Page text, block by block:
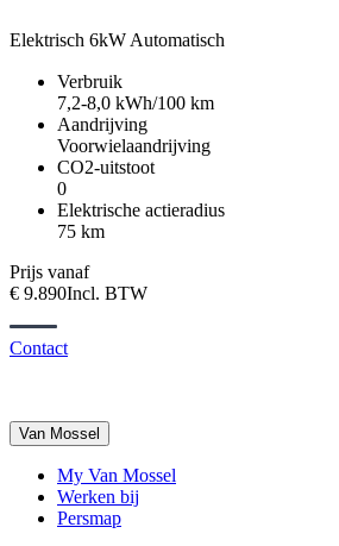
Elektrisch 6kW Automatisch
Verbruik
7,2-8,0 kWh/100 km
Aandrijving
Voorwielaandrijving
CO2-uitstoot
0
Elektrische actieradius
75 km
Prijs vanaf
€ 9.890Incl. BTW
Contact
Van Mossel
My Van Mossel
Werken bij
Persmap